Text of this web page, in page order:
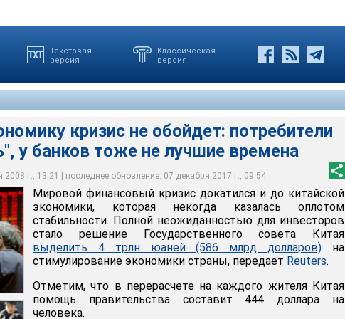
Текстовая
версия
Классическая
версия
кризис не обойдет: потребители
у банков тоже не лучшие времена
г., 13:21 | последнее обновление: 07 декабря 2017 г., 09:54
кризис докатился и до китайской экономики, которая некогда
Полной неожиданностью для инвесторов стало
совета Китая выделить 4 трлн юаней (586 млрд
эконо
на каждого жителя Китая помощь правительства
на человека
что китайские власти довольно четко озвучили свою
Мировой финансовый кризис докатился и до китайской
экономики, которая некогда казалась оплотом
стабильности. Полной неожиданностью для инвесторов
стало решение Государственного совета Китая
выделить 4 трлн юаней (586 млрд долларов) на
стимулирование экономики страны, передает Reuters.
Отметим, что в перерасчете на каждого жителя Китая
помощь правительства составит 444 доллара на
человека.